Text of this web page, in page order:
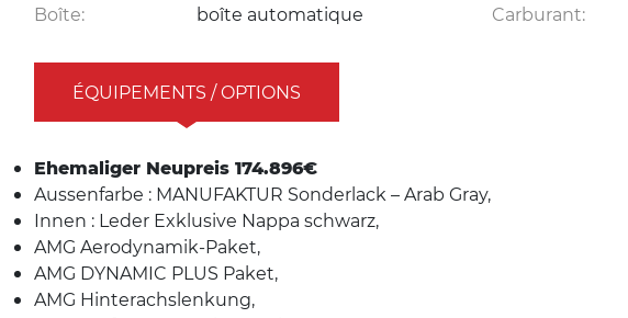
Boîte:
boîte automatique Carburant:
ÉQUIPEMENTS / OPTIONS
Ehemaliger Neupreis 174.896€
Aussenfarbe : MANUFAKTUR Sonderlack – Arab Gray,
Innen : Leder Exklusive Nappa schwarz,
AMG Aerodynamik-Paket,
AMG DYNAMIC PLUS Paket,
AMG Hinterachslenkung,